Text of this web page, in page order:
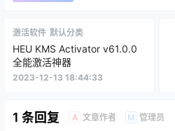
激活软件 默认分类
HEU KMS Activator v61.0.0
全能激活神器
2023-12-13 18:44:33
1 条回复 A 文章作者 M 管理员